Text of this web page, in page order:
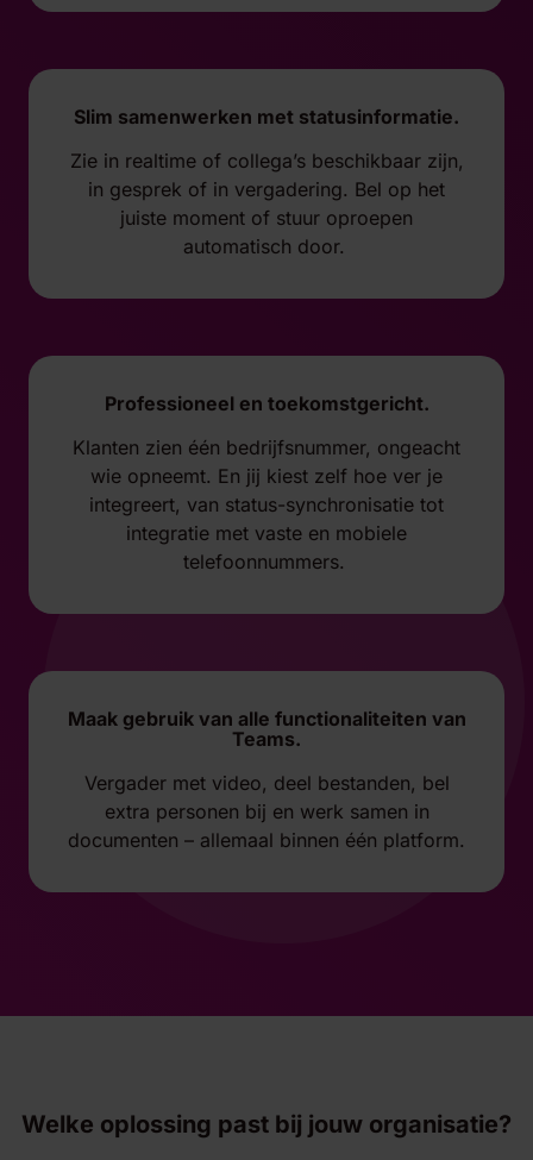
Slim samenwerken met statusinformatie.
Zie in realtime of collega’s beschikbaar zijn,
in gesprek of in vergadering. Bel op het
juiste moment of stuur oproepen
automatisch door.
Professioneel en toekomstgericht.
Klanten zien één bedrijfsnummer, ongeacht
wie opneemt. En jij kiest zelf hoe ver je
integreert, van status-synchronisatie tot
integratie met vaste en mobiele
telefoonnummers.
Maak gebruik van alle functionaliteiten van
Teams.
Vergader met video, deel bestanden, bel
extra personen bij en werk samen in
documenten – allemaal binnen één platform.
Welke oplossing past bij jouw organisatie?